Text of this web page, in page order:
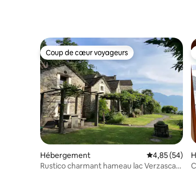
Coup de cœur voyageurs
Coup de cœur voyageurs
Hébergement Évaluation
4,85 (54)
Rustico charmant hameau lac Verzasca,